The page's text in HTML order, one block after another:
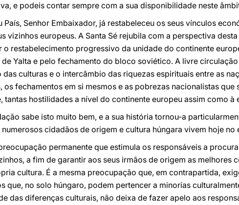
e podeis contar sempre com a sua disponibilidade neste
País, Senhor Embaixador, já restabeleceu os seus vínculos
vizinhos europeus. A Santa Sé rejubila com a perspectiva
o restabelecimento progressivo da unidade do continente
Yalta e pelo fechamento do bloco soviético. A livre
das culturas e o intercâmbio das riquezas espirituais entre as
os fechamentos em si mesmos e as pobrezas nacionalistas
tantas hostilidades a nível do continente europeu assim como à
sabe isto muito bem, e a sua história tornou-a
cidadãos de origem e cultura húngara vivem hoje no
permanente que estimula os responsáveis a
a fim de garantir aos seus irmãos de origem as melhores
cultura. É a mesma preocupação que, em contrapartida,
que, no solo húngaro, podem pertencer a minorias
das diferenças culturais, não deixa de fazer apelo aos